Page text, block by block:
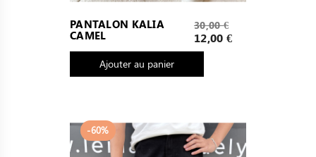
PANTALON KALIA
CAMEL
Prix
de
base
30,00 €
Prix
12,00 €
Ajouter au panier
-60%